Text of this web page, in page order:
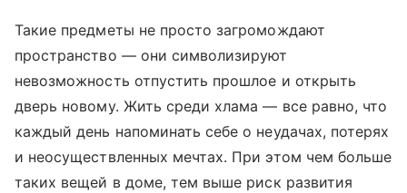
Такие предметы не просто загромождают
пространство — они символизируют
невозможность отпустить прошлое и открыть
дверь новому. Жить среди хлама — все равно, что
каждый день напоминать себе о неудачах, потерях
и неосуществленных мечтах. При этом чем больше
таких вещей в доме, тем выше риск развития